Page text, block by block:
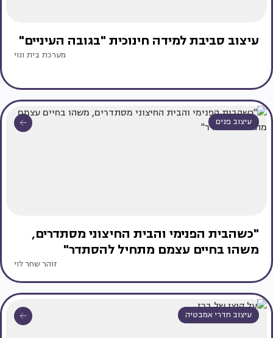
עיצוב סביבת למידה חינוכית "בגובה העיניים"
מערכת בית ונוי
עיצוב פנים
"כשהבית הפנימי והבית החיצוני מסתדרים,
משהו בחיים עצמם מתחיל להסתדר"
זוהר שחר לוי
עיצוב חדרי אמבטיה